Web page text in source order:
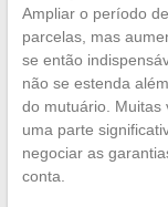
Ampliar o período
parcelas, mas
se então
não se estenda
do mutuário. Muitas
uma parte
negociar as
conta.